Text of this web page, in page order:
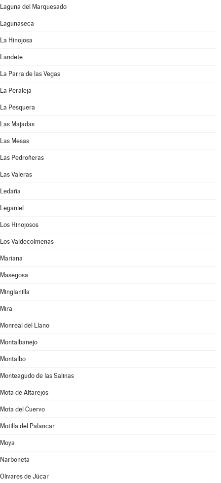
Laguna del Marquesado
Lagunaseca
La Hinojosa
Landete
La Parra de las Vegas
La Peraleja
La Pesquera
Las Majadas
Las Mesas
Las Pedroñeras
Las Valeras
Ledaña
Leganiel
Los Hinojosos
Los Valdecolmenas
Mariana
Masegosa
Minglanilla
Mira
Monreal del Llano
Montalbanejo
Montalbo
Monteagudo de las Salinas
Mota de Altarejos
Mota del Cuervo
Motilla del Palancar
Moya
Narboneta
Olivares de Júcar